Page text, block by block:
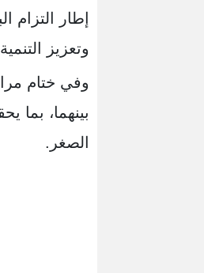
إطار
وتعزيز
وفي ختام
بينهما، بما
الصغر.